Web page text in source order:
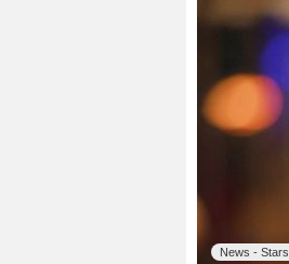
News - Stars